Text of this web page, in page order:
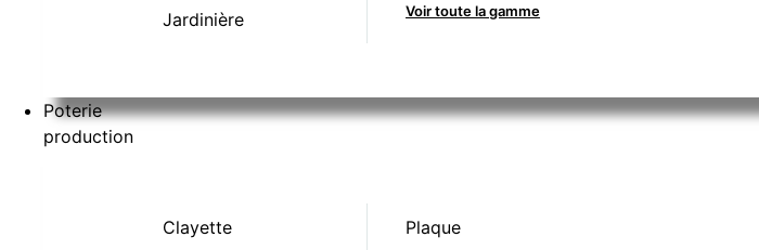
Jardinière
Voir toute la gamme
Poterie
production
Clayette
Plaque